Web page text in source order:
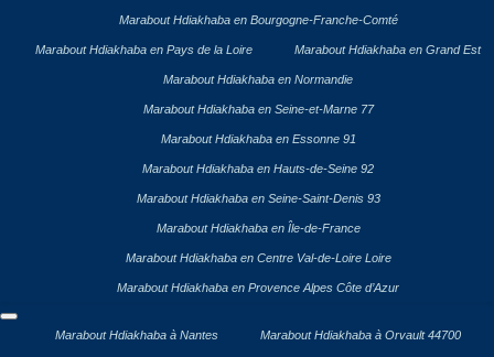
Marabout Hdiakhaba en Bourgogne-Franche-Comté
Marabout Hdiakhaba en Pays de la Loire Marabout Hdiakhaba en Grand Est
Marabout Hdiakhaba en Normandie
Marabout Hdiakhaba en Seine-et-Marne 77
Marabout Hdiakhaba en Essonne 91
Marabout Hdiakhaba en Hauts-de-Seine 92
Marabout Hdiakhaba en Seine-Saint-Denis 93
Marabout Hdiakhaba en Île-de-France
Marabout Hdiakhaba en Centre Val-de-Loire Loire
Marabout Hdiakhaba en Provence Alpes Côte d’Azur
Marabout Hdiakhaba à Nantes Marabout Hdiakhaba à Orvault 44700